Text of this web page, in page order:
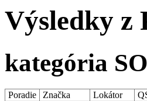
Výsledky z
kategória
Poradie Značka Lokátor